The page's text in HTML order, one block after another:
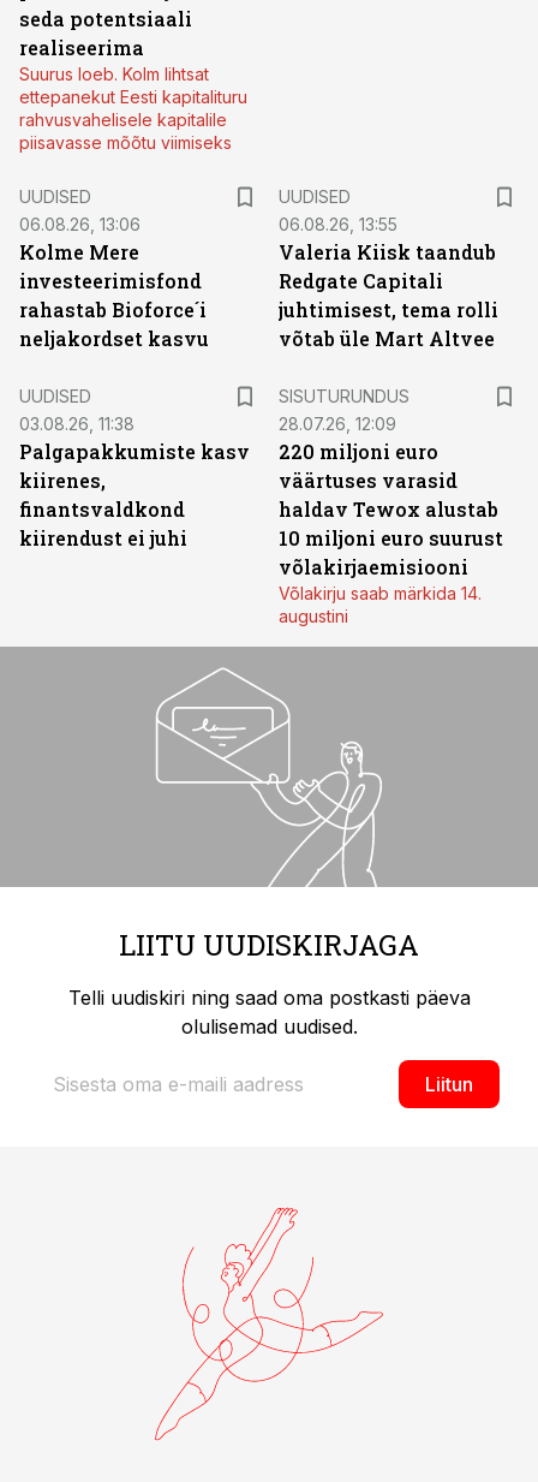
seda potentsiaali
realiseerima
Suurus loeb. Kolm lihtsat
ettepanekut Eesti kapitalituru
rahvusvahelisele kapitalile
piisavasse mõõtu viimiseks
UUDISED
06.08.26, 13:06
Kolme Mere
investeerimisfond
rahastab Bioforce´i
neljakordset kasvu
UUDISED
06.08.26, 13:55
Valeria Kiisk taandub
Redgate Capitali
juhtimisest, tema rolli
võtab üle Mart Altvee
UUDISED
03.08.26, 11:38
Palgapakkumiste kasv
kiirenes,
finantsvaldkond
kiirendust ei juhi
SISUTURUNDUS
28.07.26, 12:09
220 miljoni euro
väärtuses varasid
haldav Tewox alustab
10 miljoni euro suurust
võlakirjaemisiooni
Võlakirju saab märkida 14.
augustini
LIITU UUDISKIRJAGA
Telli uudiskiri ning saad oma postkasti päeva
olulisemad uudised.
Liitun